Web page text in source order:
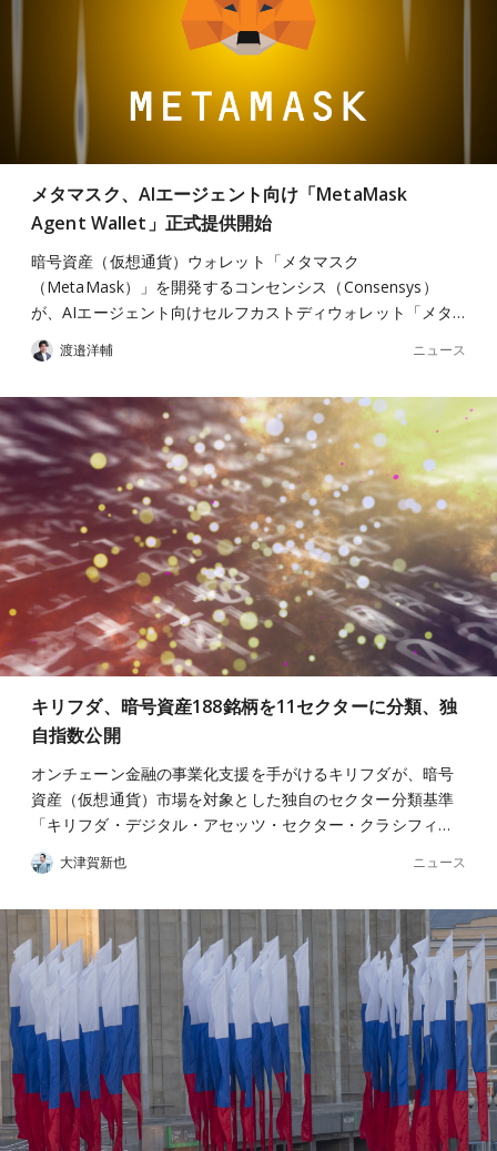
メタマスク、AIエージェント向け「MetaMask
Agent Wallet」正式提供開始
暗号資産（仮想通貨）ウォレット「メタマスク
（MetaMask）」を開発するコンセンシス（Consensys）
が、AIエージェント向けセルフカストディウォレット「メタ…
渡邉洋輔 ニュース
キリフダ、暗号資産188銘柄を11セクターに分類、独
自指数公開
オンチェーン金融の事業化支援を手がけるキリフダが、暗号
資産（仮想通貨）市場を対象とした独自のセクター分類基準
「キリフダ・デジタル・アセッツ・セクター・クラシフィ…
大津賀新也 ニュース